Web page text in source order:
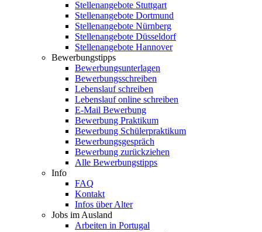
Stellenangebote Stuttgart
Stellenangebote Dortmund
Stellenangebote Nürnberg
Stellenangebote Düsseldorf
Stellenangebote Hannover
Bewerbungstipps
Bewerbungsunterlagen
Bewerbungsschreiben
Lebenslauf schreiben
Lebenslauf online schreiben
E-Mail Bewerbung
Bewerbung Praktikum
Bewerbung Schülerpraktikum
Bewerbungsgespräch
Bewerbung zurückziehen
Alle Bewerbungstipps
Info
FAQ
Kontakt
Infos über Alter
Jobs im Ausland
Arbeiten in Portugal